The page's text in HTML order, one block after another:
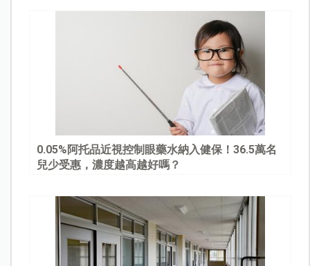
0.05%阿托品近視控制眼藥水納入健保！36.5萬名
兒少受惠，濃度越高越好嗎？